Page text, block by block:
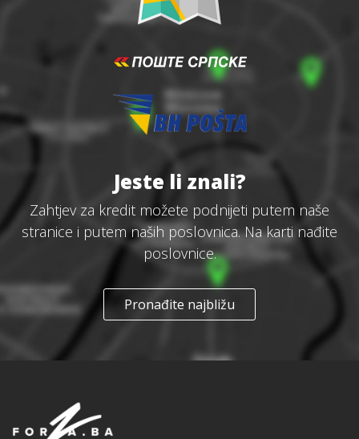
Jeste li znali?
Zahtjev za kredit možete podnijeti putem naše
stranice i putem naših poslovnica. Na karti nađite
poslovnice.
Pronađite najbližu